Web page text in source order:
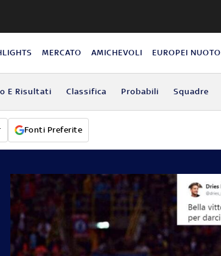
MERCATO AMICHEVOLI EUROPEI NUOTO
E Risultati Classifica Probabili Squadre
Fonti Preferite